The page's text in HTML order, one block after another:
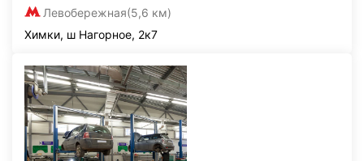
Левобережная(5,6 км)
Химки, ш Нагорное, 2к7